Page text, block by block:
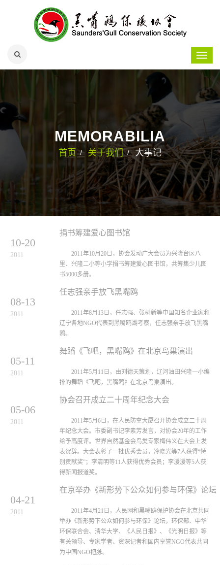
MEMORABILIA
首页 关于我们 大事记
捐书筹建爱心图书馆
10-20
2011
2011年10月20日，协会发动广大会员为兴隆台区八
里、兴隆二小等小学捐书筹建爱心图书馆，共筹集少儿图
书5000多册。
任志强亲手放飞黑嘴鸥
08-13
2011
2011年8月13日，任志强、张树新等中国知名企业家和
辽宁各地NGO代表到黑嘴鸥湖考察，任志强亲手放飞黑嘴
鸥。
舞蹈《飞吧，黑嘴鸥》在北京鸟巢演出
05-11
2011
2011年5月11日，由刘德天策划，辽河油田兴隆一小编
排的舞蹈《飞吧，黑嘴鸥》在北京鸟巢演出。
协会召开成立二十周年纪念大会
05-06
2011
2011年5月6日，在人民防空大厦召开协会成立二十周
年纪念大会。市委副书记李素芳发言，对协会20年的工作
给予高度评。世界自然基金会鸟类专家梅伟义在大会上发
表贺辞。大会表彰了一批优秀会员，冷晓光等7人获得“特
别贡献奖”；李清明等11人获得优秀会员；李湲湲等5人获
得新闻报道奖。
在京举办《新形势下公众如何参与环保》论坛
04-21
2011
2011年4月21日，人民网和黑嘴鸥保护协会在北京共同
举办《新形势下公众如何参与环保》论坛，环保部、中华
环保联合会、清华大学、《人民日报》、《光明日报》等
有关领导、专家学者、资深记者和国内享誉NGO代表共同
为中国NGO把脉。